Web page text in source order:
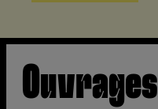
Ouvrages